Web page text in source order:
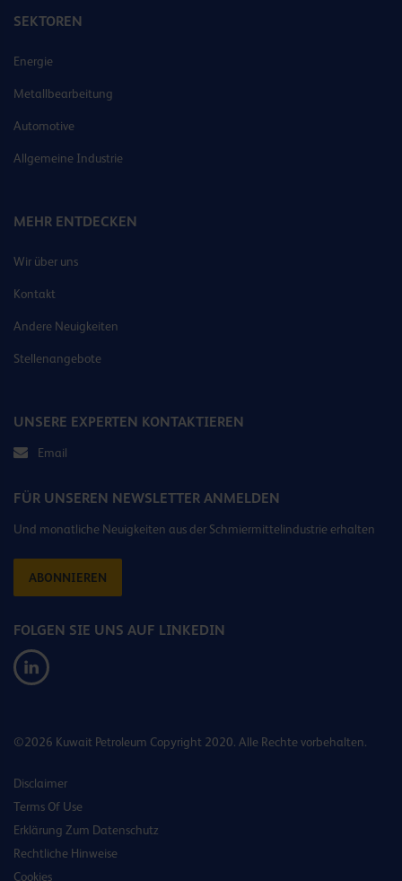
SEKTOREN
Energie
Metallbearbeitung
Automotive
Allgemeine Industrie
MEHR ENTDECKEN
Wir über uns
Kontakt
Andere Neuigkeiten
Stellenangebote
UNSERE EXPERTEN KONTAKTIEREN
Email
FÜR UNSEREN NEWSLETTER ANMELDEN
Und monatliche Neuigkeiten aus der Schmiermittelindustrie erhalten
ABONNIEREN
FOLGEN SIE UNS AUF LINKEDIN
©2026 Kuwait Petroleum Copyright 2020. Alle Rechte vorbehalten.
Disclaimer
Terms Of Use
Erklärung Zum Datenschutz
Rechtliche Hinweise
Cookies